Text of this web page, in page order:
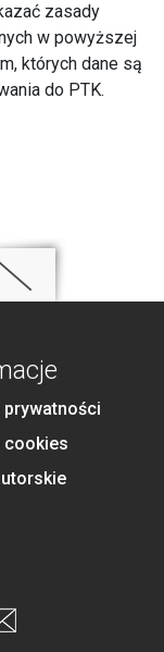
zasady
w powyższej
których dane są
do PTK.
prywatności
cookies